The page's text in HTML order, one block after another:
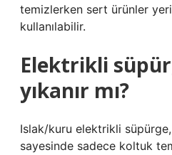
temizlerken sert ürünler
kullanılabilir.
Elektrikli
yıkanır mı?
Islak/kuru elektrikli
sayesinde sadece koltuk